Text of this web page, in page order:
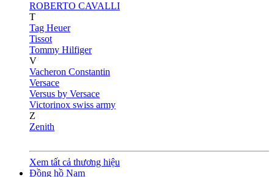
ROBERTO CAVALLI
T
Tag Heuer
Tissot
Tommy Hilfiger
V
Vacheron Constantin
Versace
Versus by Versace
Victorinox swiss army
Z
Zenith
Xem tất cả thương hiệu
Đồng hồ Nam